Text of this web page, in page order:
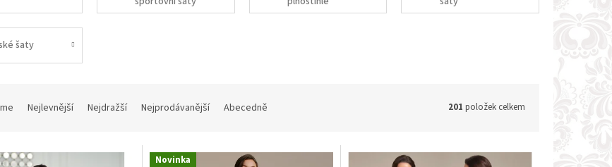
šaty
Nejlevnější Nejdražší Nejprodávanější Abecedně 201 položek celkem
Novinka